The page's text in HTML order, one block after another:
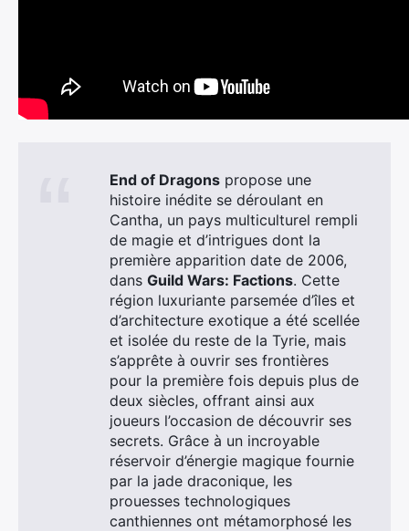
End of Dragons propose une
histoire inédite se déroulant en
Cantha, un pays multiculturel rempli
de magie et d’intrigues dont la
première apparition date de 2006,
dans Guild Wars: Factions. Cette
région luxuriante parsemée d’îles et
d’architecture exotique a été scellée
et isolée du reste de la Tyrie, mais
s’apprête à ouvrir ses frontières
pour la première fois depuis plus de
deux siècles, offrant ainsi aux
joueurs l’occasion de découvrir ses
secrets. Grâce à un incroyable
réservoir d’énergie magique fournie
par la jade draconique, les
prouesses technologiques
canthiennes ont métamorphosé les